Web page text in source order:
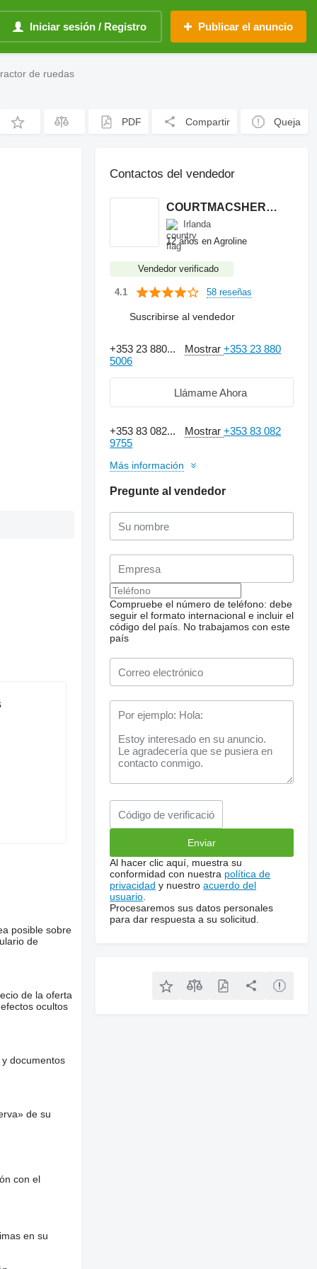
Iniciar sesión / Registro Publicar el anuncio
de ruedas
PDF Compartir Queja
posible sobre
de
de la oferta
ocultos
documentos
de su
con el
en su
Contactos del vendedor
COURTMACSHERRY MACHINERY LTD
Irlanda
12 años en Agroline
Vendedor verificado
4.1 58 reseñas
Suscribirse al vendedor
+353 23 880... Mostrar+353 23 880
5006
Llámame Ahora
+353 83 082... Mostrar+353 83 082
9755
Más información
Pregunte al vendedor
Compruebe el número de teléfono: debe
seguir el formato internacional e incluir el
código del país. No trabajamos con este
país
Al hacer clic aquí, muestra su
conformidad con nuestra política de
privacidad y nuestroacuerdo del
usuario
Procesaremos sus datos personales
para dar respuesta a su solicitud.